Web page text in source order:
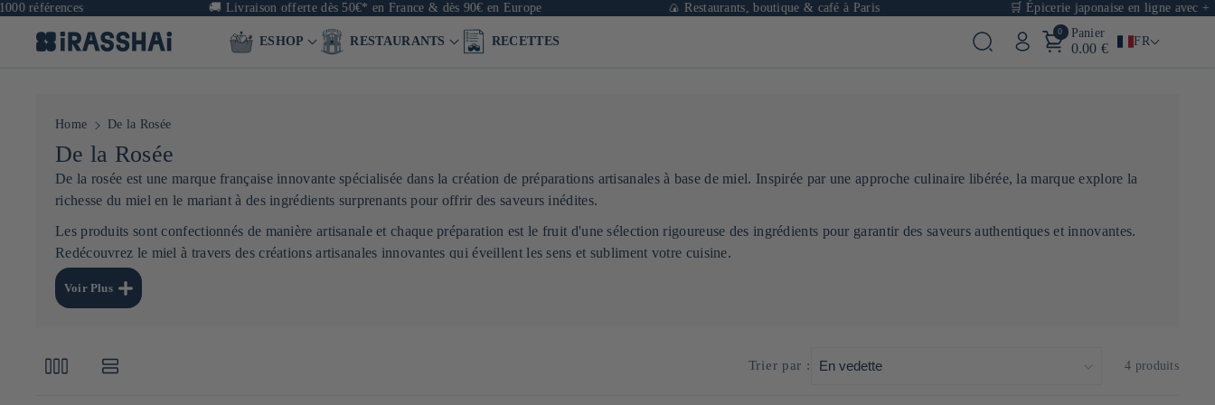
références Livraison offerte dès 50€* en France & dès 90€ en Europe 🍙 Restaurants, boutique & café à Paris 🛒 Épicerie japonaise en ligne avec +
ESHOP RESTAURANTS RECETTES
0 Panier
0.00 € FR
Home De la Rosée
C
o
l
l
e
c
o
De la Rosée
De la rosée est une marque française innovante spécialisée dans la création de préparations artisanales à base de miel. Inspirée par une approche culinaire libérée, la marque explore la
richesse du miel en le mariant à des ingrédients surprenants pour offrir des saveurs inédites.
Les produits sont confectionnés de manière artisanale et chaque préparation est le fruit d'une sélection rigoureuse des ingrédients pour garantir des saveurs authentiques et innovantes.
Redécouvrez le miel à travers des créations artisanales innovantes qui éveillent les sens et subliment votre cuisine.
Voir Plus
Trier par : 4 produits